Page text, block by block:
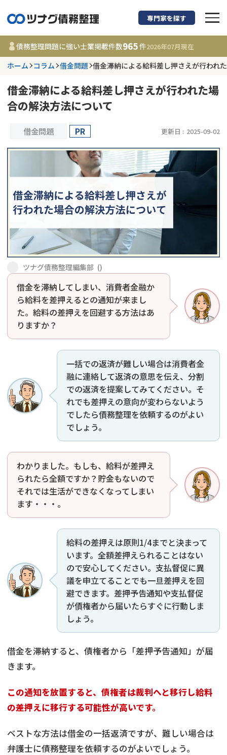
債務整理に強い弁
都道府県を選択
事務所 965
借金返済相談・交渉
任意整理
会社破産・法人破産
消費者金融・サラ金
闇金
費用相場
コラム
個人再生（民事再生）
過払金
借金問題
専門家を探す
債務整理問題に強い士業掲載件数965件2026年07月現在
ホーム コラム 借金問題 借金滞納による給料差し押さえが行われ
借金滞納による給料差し押さえが行われた場
合の解決方法について
借金問題 PR 更新日 : 2025-09-02
ツナグ債務整理編集部 ()
借金を滞納してしまい、消費者金融か
ら給料を差押えるとの通知が来まし
た。給料の差押えを回避する方法はあ
りますか？
一括での返済が難しい場合は消費者金
融に連絡して返済の意思を伝え、分割
での返済を提案してみてください。そ
れでも差押えの意向が変わらないよう
でしたら債務整理を依頼するのがよい
でしょう。
わかりました。もしも、給料が差押え
られたら全額ですか？貯金もないので
それでは生活ができなくなってしまい
ます・・・。
給料の差押えは原則1/4までと決まって
います。全額差押えられることはない
ので安心してください。支払督促に異
議を申立てることでも一旦差押えを回
避できます。差押予告通知や支払督促
が債権者から届いたらすぐに行動しま
しょう。
借金を滞納すると、債権者から「差押予告通知」が届
きます。
この通知を放置すると、債権者は裁判へと移行し給料
の差押えに移行する可能性が高いです。
ベストな方法は借金の一括返済ですが、難しい場合は
弁護士に債務整理を依頼するのがよいでしょう。